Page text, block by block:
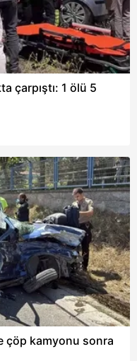
çerezlerle ilgili bilgi
çarpıştı: 1 ölü 5
çöp kamyonu sonra